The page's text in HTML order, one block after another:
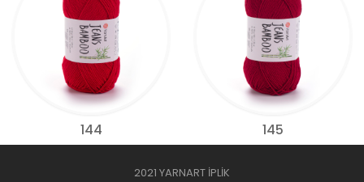
144 145
2021 YARNART İPLİK